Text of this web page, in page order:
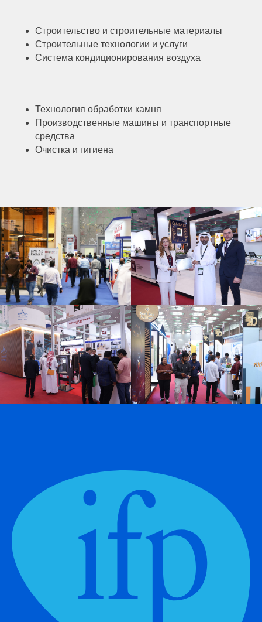
Строительство и строительные материалы
Строительные технологии и услуги
Система кондиционирования воздуха
Технология обработки камня
Производственные машины и транспортные
средства
Очистка и гигиена